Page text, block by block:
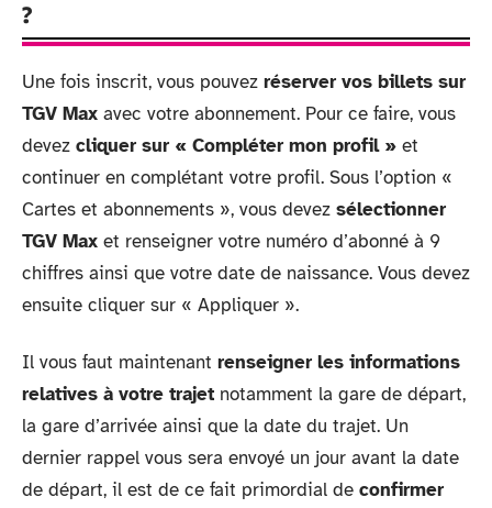
?
Une fois inscrit, vous pouvez réserver vos billets sur
TGV Max avec votre abonnement. Pour ce faire, vous
devez cliquer sur « Compléter mon profil » et
continuer en complétant votre profil. Sous l’option «
Cartes et abonnements », vous devez sélectionner
TGV Max et renseigner votre numéro d’abonné à 9
chiffres ainsi que votre date de naissance. Vous devez
ensuite cliquer sur « Appliquer ».
Il vous faut maintenant renseigner les informations
relatives à votre trajet notamment la gare de départ,
la gare d’arrivée ainsi que la date du trajet. Un
dernier rappel vous sera envoyé un jour avant la date
de départ, il est de ce fait primordial de confirmer